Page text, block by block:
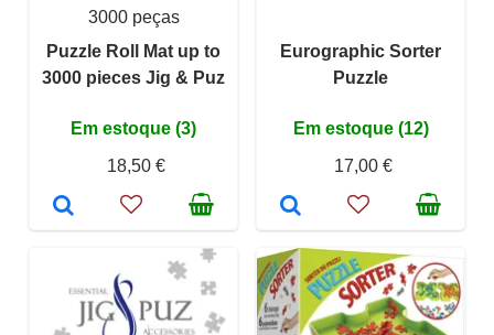
3000 peças
Puzzle Roll Mat up to
3000 pieces Jig & Puz
Em estoque (3)
18,50 €
Eurographic Sorter
Puzzle
Em estoque (12)
17,00 €